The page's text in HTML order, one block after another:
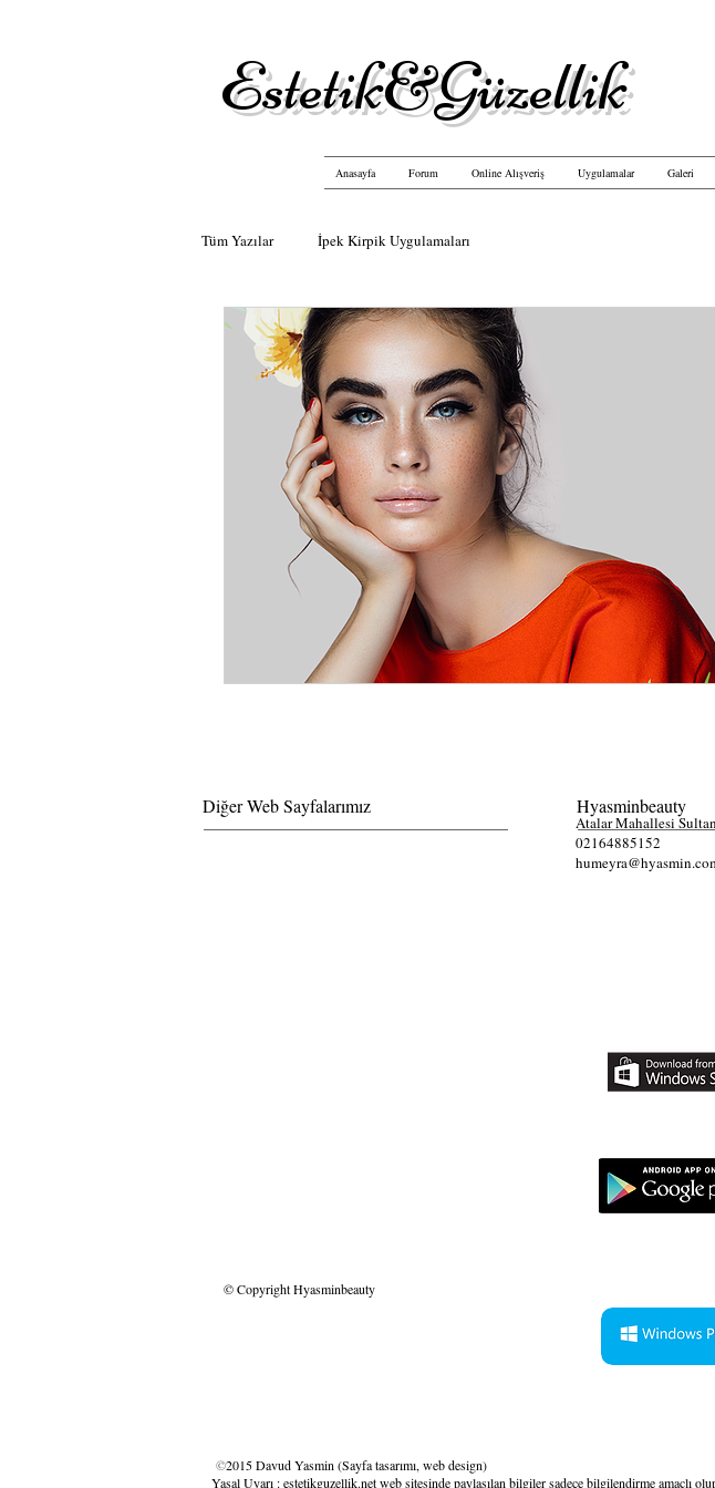
Estetik&Güzellik
Anasayfa Forum Online Alışveriş Uygulamalar Galeri
Tüm Yazılar İpek Kirpik Uygulamaları
Diğer Web Sayfalarımız Hyasminbeauty
Atalar Mahallesi
02164885152
© Copyright Hyasminbeauty
©2015 Davud Yasmin (Sayfa tasarımı, web design)
Yasal Uyarı : estetikguzellik.net web sitesinde paylaşılan bilgiler sadece bilgilendirme amaçlı